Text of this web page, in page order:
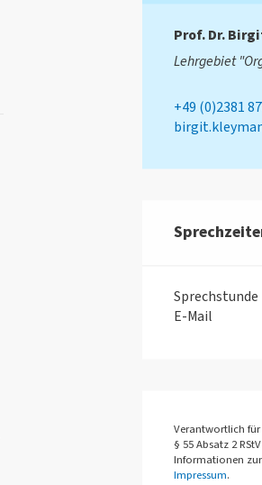
Prof. Dr.
Lehrgebiet
+49 (0)2381
E-Mail
Verantwortlich
§ 55 Absatz 2
Informationen
Impressum.